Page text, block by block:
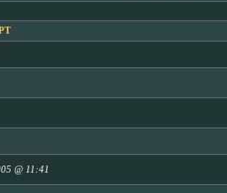
@ 11:41